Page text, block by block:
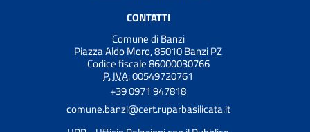
CONTATTI
Comune di Banzi
Piazza Aldo Moro, 85010 Banzi PZ
Codice fiscale 86000030766
P. IVA:00549720761
+39 0971 947818
comune.banzi@cert.ruparbasilicata.it